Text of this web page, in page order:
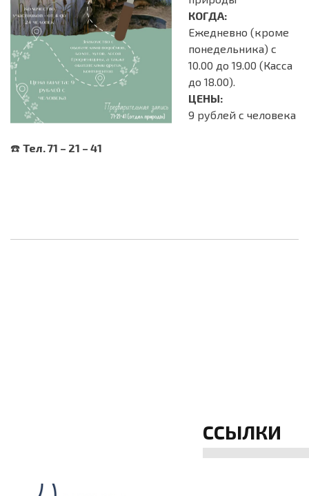
КОГДА:
Ежедневно (кроме
понедельника) с
10.00 до 19.00 (Касса
до 18.00).
ЦЕНЫ:
9 рублей с человека
☎️ Тел. 71 – 21 – 41
ССЫЛКИ